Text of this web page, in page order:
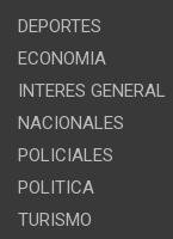
DEPORTES
ECONOMIA
INTERES GENERAL
NACIONALES
POLICIALES
POLITICA
TURISMO